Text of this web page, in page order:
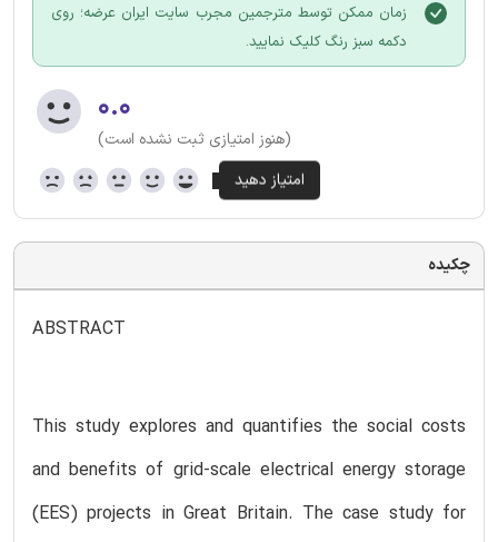
زمان ممکن توسط مترجمین مجرب سایت ایران عرضه؛ روی
دکمه سبز رنگ کلیک نمایید.
۰.۰
(هنوز امتیازی ثبت نشده است)
چکیده
ABSTRACT
This study explores and quantifies the social costs
and benefits of grid-scale electrical energy storage
(EES) projects in Great Britain. The case study for